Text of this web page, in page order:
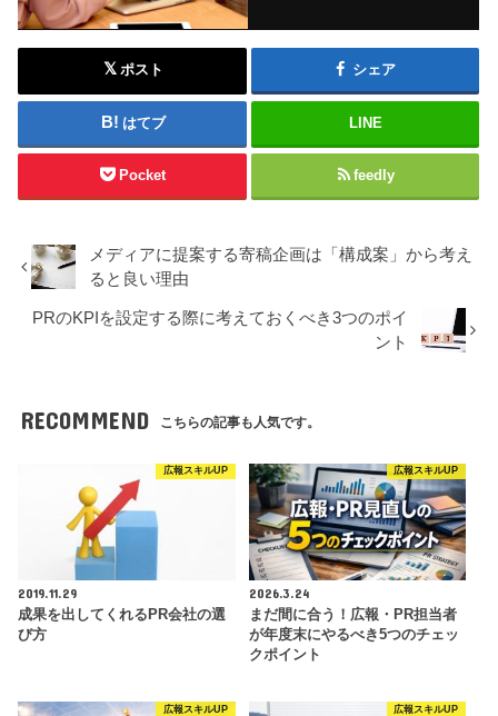
ポスト シェア
はてブ LINE
Pocket feedly
メディアに提案する寄稿企画は「構成案」から考え
ると良い理由
PRのKPIを設定する際に考えておくべき3つのポイ
ント
RECOMMEND こちらの記事も人気です。
広報スキルUP
2019.11.29
成果を出してくれるPR会社の選
び方
広報スキルUP
2026.3.24
まだ間に合う！広報・PR担当者
が年度末にやるべき5つのチェッ
クポイント
広報スキルUP 広報スキルUP